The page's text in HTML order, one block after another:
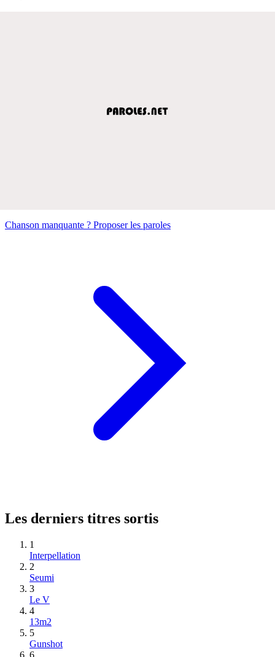
Chanson manquante ? Proposer les paroles
Les derniers titres sortis
1
Interpellation
2
Seumi
3
Le V
4
13m2
5
Gunshot
6